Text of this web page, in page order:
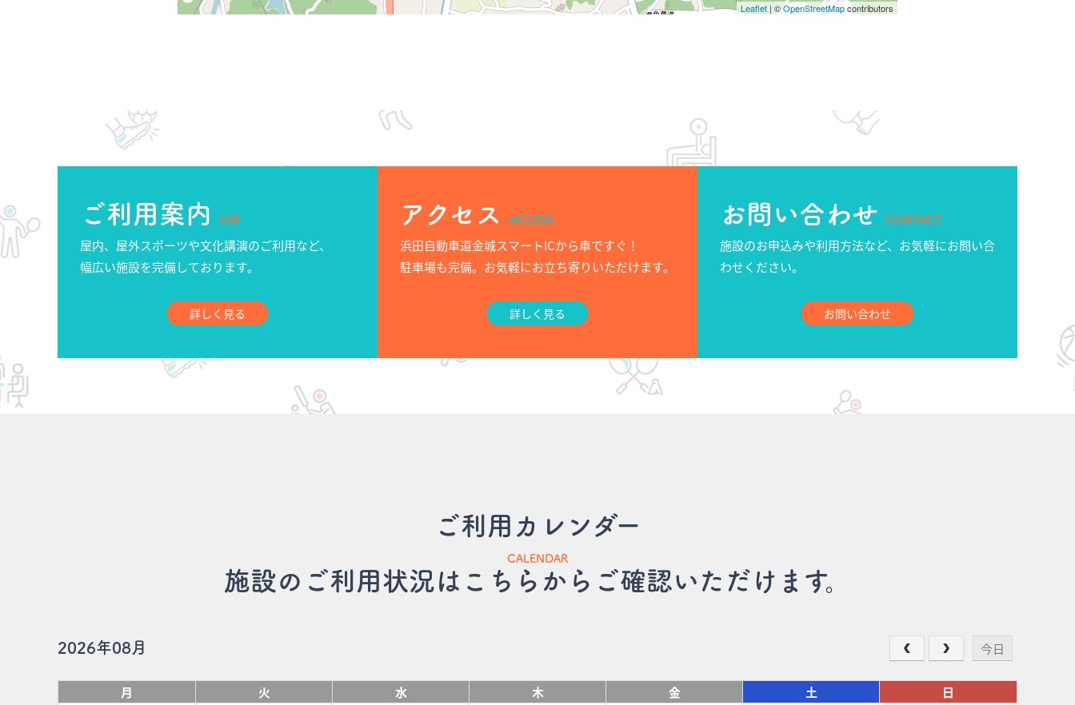
Leaflet | ©OpenStreetMapcontributors
ご利用案内 USE
屋内、屋外スポーツや文化講演のご利用など、
幅広い施設を完備しております。
詳しく見る
アクセス ACCESS
浜田自動車道金城スマートICから車ですぐ！
駐車場も完備。お気軽にお立ち寄りいただけます。
詳しく見る
お問い合わせ CONTACT
施設のお申込みや利用方法など、お気軽にお問い合
わせください。
お問い合わせ
ご利用カレンダー
CALENDAR
施設のご利用状況はこちらからご確認いただけます。
2026年08月 今日
月 火 水 木 金 土
日